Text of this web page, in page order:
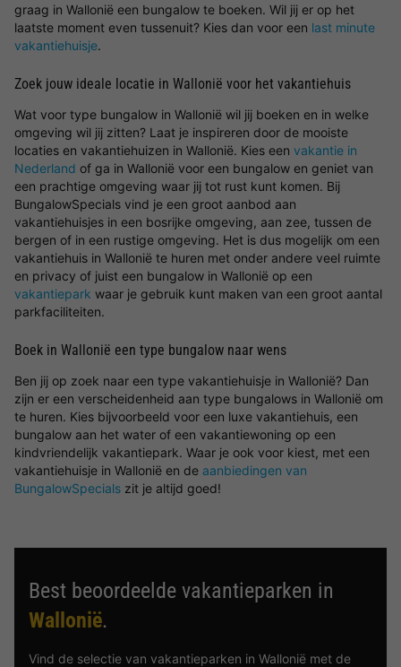
graag in Wallonië een bungalow te boeken. Wil jij er op het
laatste moment even tussenuit? Kies dan voor een last minute
vakantiehuisje.
Zoek jouw ideale locatie in Wallonië voor het vakantiehuis
Wat voor type bungalow in Wallonië wil jij boeken en in welke
omgeving wil jij zitten? Laat je inspireren door de mooiste
locaties en vakantiehuizen in Wallonië. Kies een vakantie in
Nederland of ga in Wallonië voor een bungalow en geniet van
een prachtige omgeving waar jij tot rust kunt komen. Bij
BungalowSpecials vind je een groot aanbod aan
vakantiehuisjes in een bosrijke omgeving, aan zee, tussen de
bergen of in een rustige omgeving. Het is dus mogelijk om een
vakantiehuis in Wallonië te huren met onder andere veel ruimte
en privacy of juist een bungalow in Wallonië op een
vakantiepark waar je gebruik kunt maken van een groot aantal
parkfaciliteiten.
Boek in Wallonië een type bungalow naar wens
Ben jij op zoek naar een type vakantiehuisje in Wallonië? Dan
zijn er een verscheidenheid aan type bungalows in Wallonië om
te huren. Kies bijvoorbeeld voor een luxe vakantiehuis, een
bungalow aan het water of een vakantiewoning op een
kindvriendelijk vakantiepark. Waar je ook voor kiest, met een
vakantiehuisje in Wallonië en de aanbiedingen van
BungalowSpecials zit je altijd goed!
Best beoordeelde vakantieparken in
Wallonië.
Vind de selectie van vakantieparken in Wallonië met de